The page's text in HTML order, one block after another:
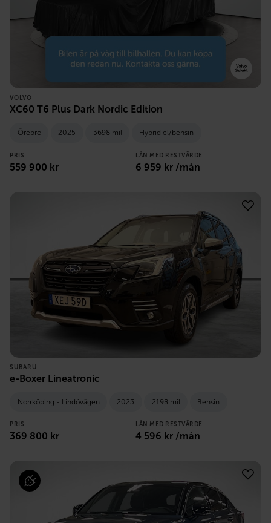
VOLVO
XC60 T6 Plus Dark Nordic Edition
Örebro 2025 3698 mil Hybrid el/bensin
PRIS
559 900 kr
LÅN MED RESTVÄRDE
6 959 kr /mån
SUBARU
e-Boxer Lineatronic
Norrköping - Lindövägen 2023 2198 mil Bensin
PRIS
369 800 kr
LÅN MED RESTVÄRDE
4 596 kr /mån